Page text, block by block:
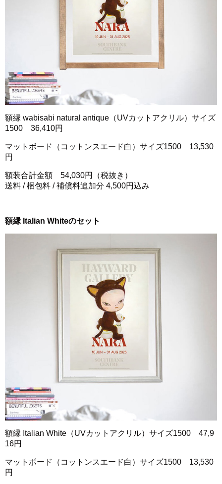
額縁 wabisabi natural antique（UVカットアクリル）サイズ
1500 36,410円
マットボード（コットンスエード白）サイズ1500 13,530
円
額装合計金額 54,030円（税抜き）
送料 / 梱包料 / 補償料追加分 4,500円込み
額縁 Italian Whiteのセット
額縁 Italian White（UVカットアクリル）サイズ1500 47,9
16円
マットボード（コットンスエード白）サイズ1500 13,530
円